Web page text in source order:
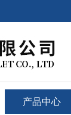
产品中心